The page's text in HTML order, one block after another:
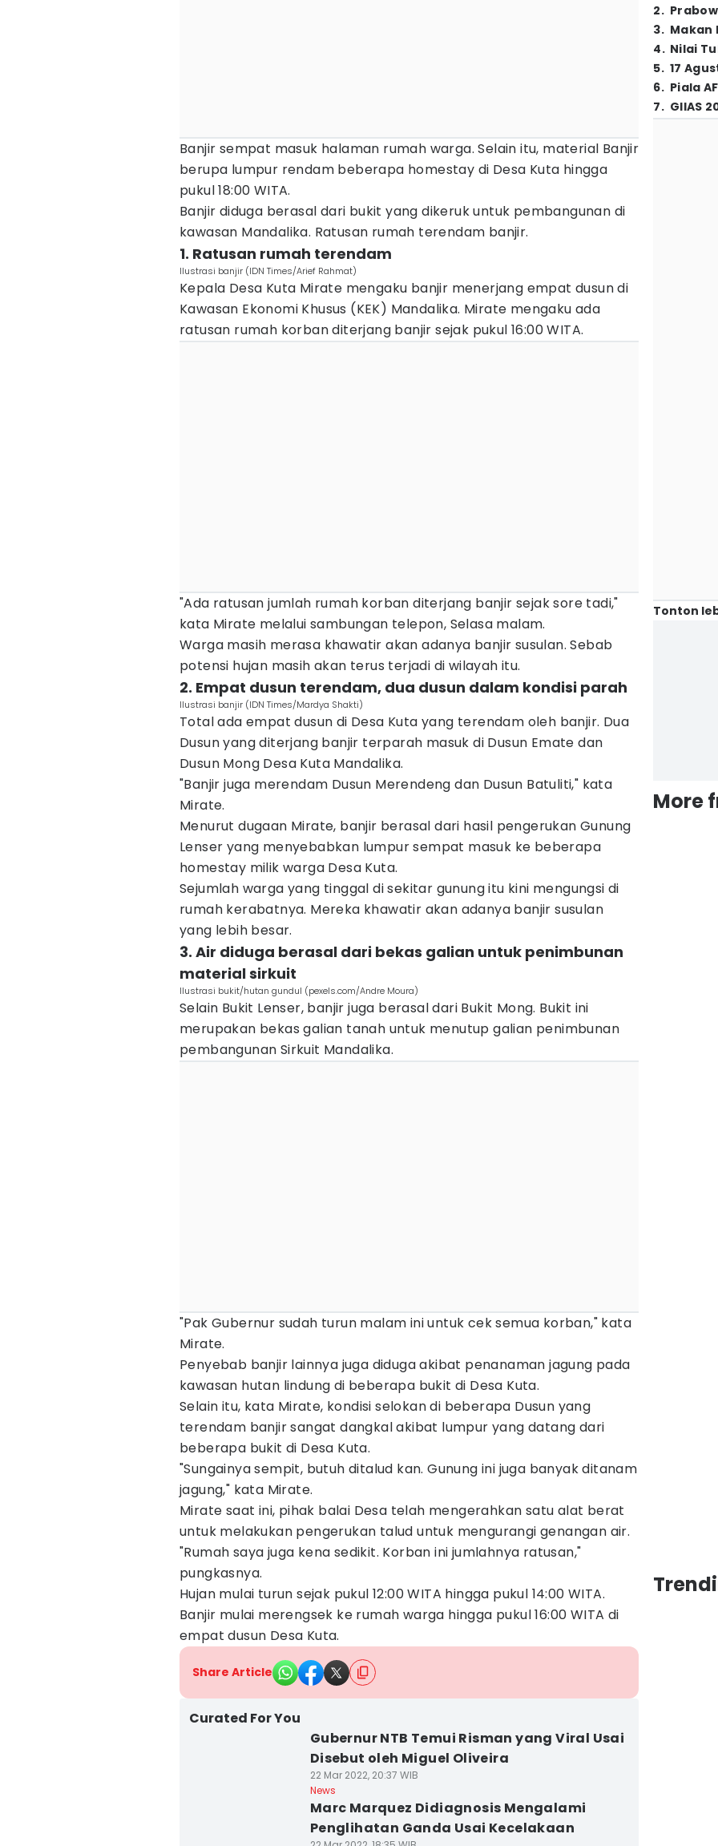
Banjir sempat masuk halaman rumah warga. Selain itu, material Banjir
berupa lumpur rendam beberapa homestay di Desa Kuta hingga
pukul 18:00 WITA.
Banjir diduga berasal dari bukit yang dikeruk untuk pembangunan di
kawasan Mandalika. Ratusan rumah terendam banjir.
1. Ratusan rumah terendam
Ilustrasi banjir (IDN Times/Arief Rahmat)
Kepala Desa Kuta Mirate mengaku banjir menerjang empat dusun di
Kawasan Ekonomi Khusus (KEK) Mandalika. Mirate mengaku ada
ratusan rumah korban diterjang banjir sejak pukul 16:00 WITA.
"Ada ratusan jumlah rumah korban diterjang banjir sejak sore tadi,"
kata Mirate melalui sambungan telepon, Selasa malam.
Warga masih merasa khawatir akan adanya banjir susulan. Sebab
potensi hujan masih akan terus terjadi di wilayah itu.
2. Empat dusun terendam, dua dusun dalam kondisi parah
Ilustrasi banjir (IDN Times/Mardya Shakti)
Total ada empat dusun di Desa Kuta yang terendam oleh banjir. Dua
Dusun yang diterjang banjir terparah masuk di Dusun Emate dan
Dusun Mong Desa Kuta Mandalika.
"Banjir juga merendam Dusun Merendeng dan Dusun Batuliti," kata
Mirate.
Menurut dugaan Mirate, banjir berasal dari hasil pengerukan Gunung
Lenser yang menyebabkan lumpur sempat masuk ke beberapa
homestay milik warga Desa Kuta.
Sejumlah warga yang tinggal di sekitar gunung itu kini mengungsi di
rumah kerabatnya. Mereka khawatir akan adanya banjir susulan
yang lebih besar.
3. Air diduga berasal dari bekas galian untuk penimbunan
material sirkuit
Ilustrasi bukit/hutan gundul (pexels.com/Andre Moura)
Selain Bukit Lenser, banjir juga berasal dari Bukit Mong. Bukit ini
merupakan bekas galian tanah untuk menutup galian penimbunan
pembangunan Sirkuit Mandalika.
"Pak Gubernur sudah turun malam ini untuk cek semua korban," kata
Mirate.
Penyebab banjir lainnya juga diduga akibat penanaman jagung pada
kawasan hutan lindung di beberapa bukit di Desa Kuta.
Selain itu, kata Mirate, kondisi selokan di beberapa Dusun yang
terendam banjir sangat dangkal akibat lumpur yang datang dari
beberapa bukit di Desa Kuta.
"Sungainya sempit, butuh ditalud kan. Gunung ini juga banyak ditanam
jagung," kata Mirate.
Mirate saat ini, pihak balai Desa telah mengerahkan satu alat berat
untuk melakukan pengerukan talud untuk mengurangi genangan air.
"Rumah saya juga kena sedikit. Korban ini jumlahnya ratusan,"
pungkasnya.
Hujan mulai turun sejak pukul 12:00 WITA hingga pukul 14:00 WITA.
Banjir mulai merengsek ke rumah warga hingga pukul 16:00 WITA di
empat dusun Desa Kuta.
Share Article
Curated For You
Gubernur NTB Temui Risman yang Viral Usai
Disebut oleh Miguel Oliveira
22 Mar 2022, 20:37 WIB
News
Marc Marquez Didiagnosis Mengalami
Penglihatan Ganda Usai Kecelakaan
2.
3. Makan
4. Nilai
5. 17
6. Piala
7. GIIAS
Tonton
More